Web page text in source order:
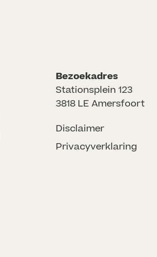
Bezoekadres
Stationsplein 123
3818 LE Amersfoort
Disclaimer
Privacyverklaring